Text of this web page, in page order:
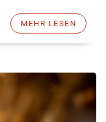
MEHR LESEN